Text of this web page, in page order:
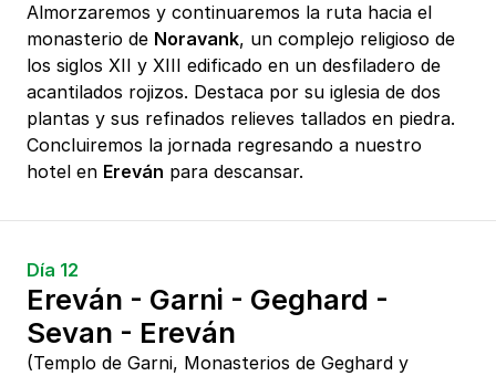
Almorzaremos y continuaremos la ruta hacia el
monasterio de Noravank, un complejo religioso de
los siglos XII y XIII edificado en un desfiladero de
acantilados rojizos. Destaca por su iglesia de dos
plantas y sus refinados relieves tallados en piedra.
Concluiremos la jornada regresando a nuestro
hotel en Ereván para descansar.
Día 12
Ereván - Garni - Geghard -
Sevan - Ereván
(Templo de Garni, Monasterios de Geghard y